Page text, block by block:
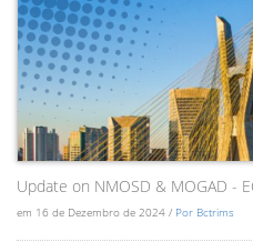
Update on NMOSD & MOGAD -
em 16 de Dezembro de 2024 / Por Bctrims